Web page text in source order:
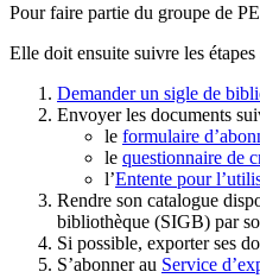
Pour faire partie du groupe de
Elle doit ensuite suivre les étapes
Demander un sigle de
Envoyer les documents
le formulaire
le questionnaire de
l’Entente pour
Rendre son catalogue
bibliothèque (SIGB) par
Si possible, exporter ses
S’abonner au Service